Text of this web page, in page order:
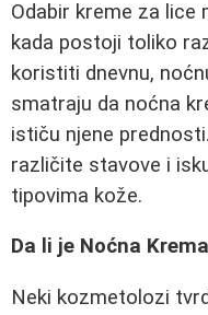
Odabir kreme za lice
kada postoji toliko
koristiti dnevnu,
smatraju da noćna
ističu njene
različite stavove i
tipovima kože.
Da li je Noćna
Neki kozmetolozi